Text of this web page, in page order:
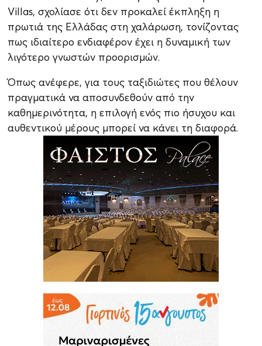
Villas, σχολίασε ότι δεν προκαλεί έκπληξη η
πρωτιά της Ελλάδας στη χαλάρωση, τονίζοντας
πως ιδιαίτερο ενδιαφέρον έχει η δυναμική των
λιγότερο γνωστών προορισμών.
Όπως ανέφερε, για τους ταξιδιώτες που θέλουν
πραγματικά να αποσυνδεθούν από την
καθημερινότητα, η επιλογή ενός πιο ήσυχου και
αυθεντικού μέρους μπορεί να κάνει τη διαφορά.